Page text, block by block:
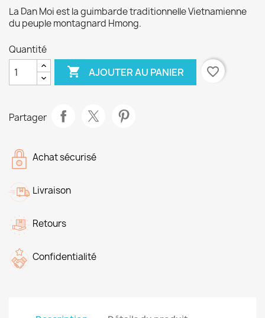
La Dan Moi est la guimbarde traditionnelle Vietnamienne
du peuple montagnard Hmong.
Quantité
 AJOUTER AU PANIER favorite_border
Partager
Achat sécurisé
Livraison
Retours
Confidentialité